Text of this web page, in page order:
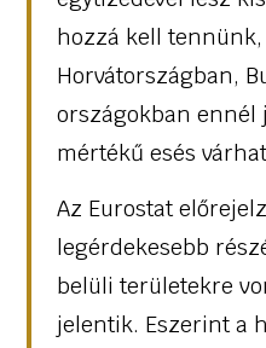
hozzá kell
Horvátországban,
országokban ennél
mértékű esés
Az Eurostat
legérdekesebb
belüli területekre
jelentik. Eszerint a